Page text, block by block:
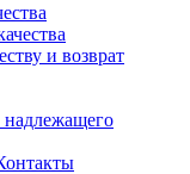
и возврат
надлежащего